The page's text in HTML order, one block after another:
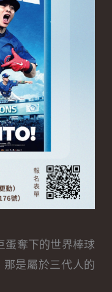
蛋奪下的世界棒球
是屬於三代人的